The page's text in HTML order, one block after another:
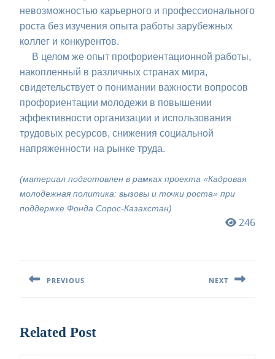
невозможностью карьерного и профессионального
роста без изучения опыта работы зарубежных
коллег и конкурентов.
В целом же опыт профориентационной работы,
накопленный в различных странах мира,
свидетельствует о понимании важности вопросов
профориентации молодежи в повышении
эффективности организации и использования
трудовых ресурсов, снижения социальной
напряженности на рынке труда.
(материал подготовлен в рамках проекта «Кадровая
молодежная политика: вызовы и точки роста» при
поддержке Фонда Сорос-Казахстан)
246
записям
PREVIOUS NEXT
Related Post